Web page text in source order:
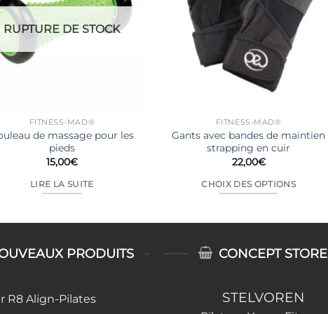
RUPTURE DE STOCK
FITNESS-MAD®
de massage pour les
pieds
15,00€
LIRE LA SUITE
FITNESS-MAD®
Gants avec bandes de maintien
strapping en cuir
22,00€
CHOIX DES OPTIONS
plusieurs
options
PRODUITS
R8 Align-Pilates
CONCEPT STORE
STELVOREN